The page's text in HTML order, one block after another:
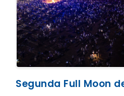
Segunda Full Moon